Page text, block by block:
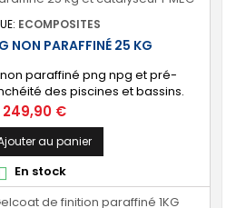
ECOMPOSITES
NON PARAFFINÉ 25 KG
paraffiné png npg et pré-
des piscines et bassins.
couche extérieure lisse brillante
[Étanche] : Étanchéifie votre
fibre de verre. Livré avec son
Couleurs : blanc, noir, incolore,
nuances de gris
Prix
249,90 €
au panier
 En stock